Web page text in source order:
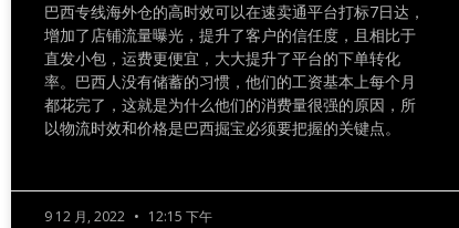
巴西专线海外仓的高时效可以在速卖通平台打标7日达，
增加了店铺流量曝光，提升了客户的信任度，且相比于
直发小包，运费更便宜，大大提升了平台的下单转化
率。巴西人没有储蓄的习惯，他们的工资基本上每个月
都花完了，这就是为什么他们的消费量很强的原因，所
以物流时效和价格是巴西掘宝必须要把握的关键点。
9 12 月, 2022 12:15 下午